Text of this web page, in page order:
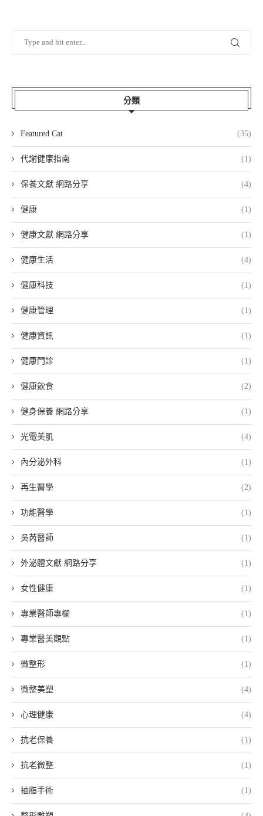
分類
Featured Cat (35)
代謝健康指南 (1)
保養文獻 網路分享 (4)
健康 (1)
健康文獻 網路分享 (1)
健康生活 (4)
健康科技 (1)
健康管理 (1)
健康資訊 (1)
健康門診 (1)
健康飲食 (2)
健身保養 網路分享 (1)
光電美肌 (4)
內分泌外科 (1)
再生醫學 (2)
功能醫學 (1)
吳芮醫師 (1)
外泌體文獻 網路分享 (1)
女性健康 (1)
專業醫師專欄 (1)
專業醫美觀點 (1)
微整形 (1)
微整美塑 (4)
心理健康 (4)
抗老保養 (1)
抗老微整 (1)
抽脂手術 (1)